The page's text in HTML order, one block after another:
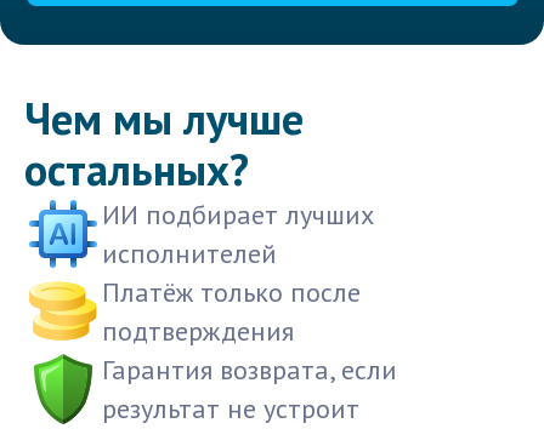
Чем мы лучше
остальных?
ИИ подбирает лучших
исполнителей
Платёж только после
подтверждения
Гарантия возврата, если
результат не устроит